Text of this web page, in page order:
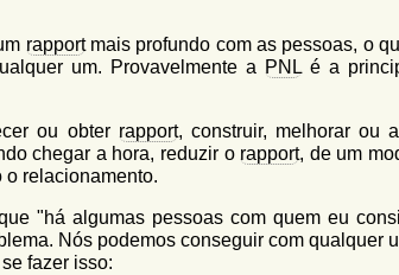
rapportmais profundo com as pessoas, o
um. Provavelmente a PNLé a
ou obter rapport, construir, melhorar ou
chegar a hora, reduzir o rapport, de um
o relacionamento.
"há algumas pessoas com quem eu
Nós podemos conseguir com qualquer
fazer isso: